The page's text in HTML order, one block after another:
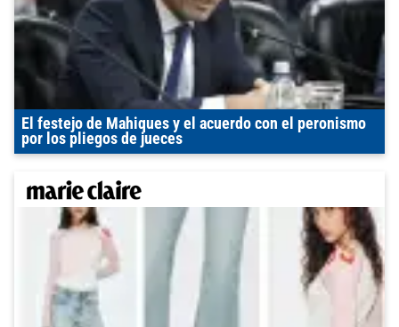
El festejo de Mahiques y el acuerdo con el peronismo
por los pliegos de jueces